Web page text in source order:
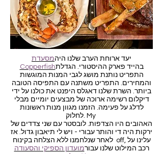
יעד ארוחת הערב שלנו היהמסעדת
Copperfishבהייד פארק ההיסטורי. הגדלת
התפריט נותנת מושג לגבי המנות המוגשות
והמחירים. התפריט משתנה עם התפיסה הטובה
ביותר. השרת שלנו דאגלס היפנט את כולנו על ידי
דיקלום רשימה ארוכה של מבצעים יומיים מבלי
לדלג על פעימה. הזמנו מגוון מנות ראשונות
לחלוק. My
האהובים היו הצדפות. לובסטר עם שני צדדים של
ירקות היה די והותר עבורי - ויש לי תיאבון גדול. אז
לאחר שנלחמנו ללא הצלחה בקינוח off, עלינו על
רכב המילוט שלנו עבורמועדון הספיקי והסעודה